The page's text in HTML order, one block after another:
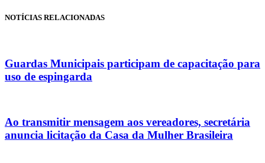
NOTÍCIAS RELACIONADAS
Guardas Municipais participam de capacitação para
uso de espingarda
Ao transmitir mensagem aos vereadores, secretária
anuncia licitação da Casa da Mulher Brasileira